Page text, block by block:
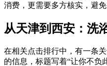
消费，更需要多方核实，避
从天津到西安：洗
在相关点击排行中，有一条
的信息，标题写着“让你不负